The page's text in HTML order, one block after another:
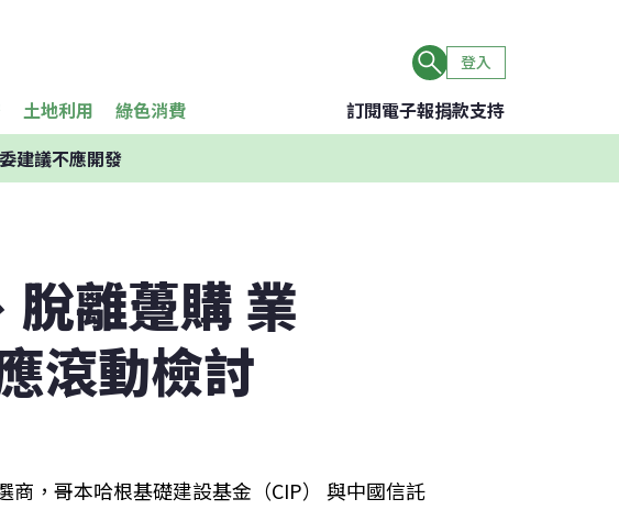
登入
土地利用 綠色消費 訂閱電子報捐款支持
建議不應開發
離躉購 業
滾動檢討
，哥本哈根基礎建設基金（CIP） 與中國信託